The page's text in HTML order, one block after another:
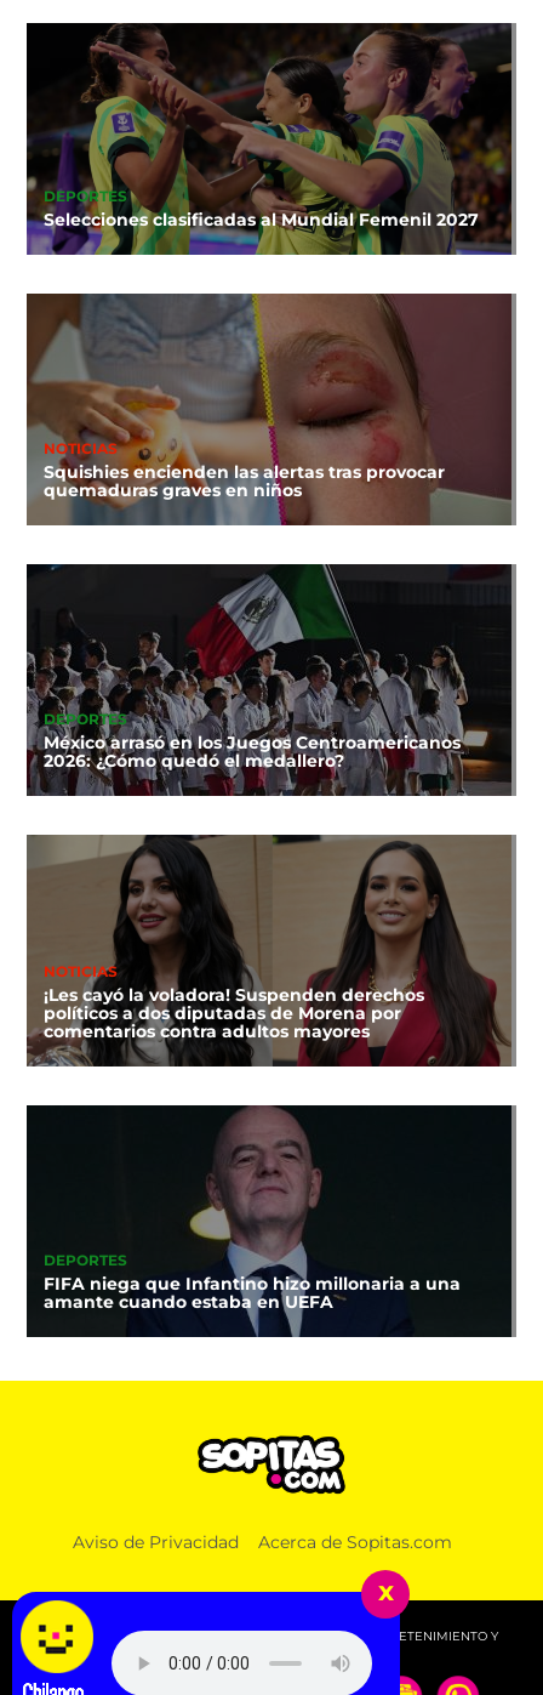
DEPORTES
Selecciones clasificadas al Mundial Femenil 2027
NOTICIAS
Squishies encienden las alertas tras provocar
quemaduras graves en niños
DEPORTES
México arrasó en los Juegos Centroamericanos
2026: ¿Cómo quedó el medallero?
NOTICIAS
¡Les cayó la voladora! Suspenden derechos
políticos a dos diputadas de Morena por
comentarios contra adultos mayores
DEPORTES
FIFA niega que Infantino hizo millonaria a una
amante cuando estaba en UEFA
Aviso de Privacidad Acerca de Sopitas.com
© 2026 SOPITAS.COM - MÚSICA, NOTICIAS, DEPORTES, ENTRETENIMIENTO Y
MÁS!.
x